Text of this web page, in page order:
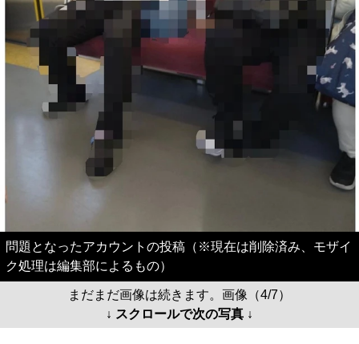
問題となったアカウントの投稿（※現在は削除済み、モザイ
ク処理は編集部によるもの）
まだまだ画像は続きます。画像（4/7）
↓ スクロールで次の写真 ↓